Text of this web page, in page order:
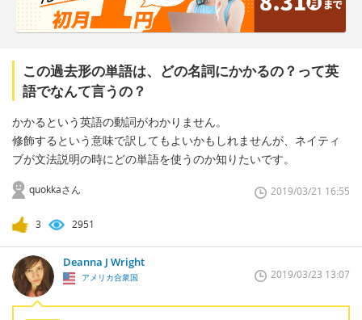
この過去形の単語は、どの名詞にかかるの？って英
語でなんて言うの？
かかるという英語の動詞がわかりません。
修飾するという意味で訳してもよいかもしれませんが、ネイティ
ブが文法説明の時にどの単語を使うのか知りたいです。
quokkaさん 2019/03/21 16:55
3 2951
Deanna J Wright
アメリカ合衆国 2019/03/23 13:07